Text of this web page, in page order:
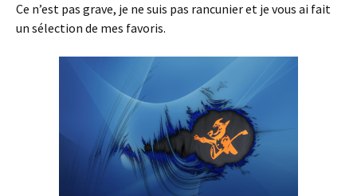
Ce n’est pas grave, je ne suis pas rancunier et je vous ai fait
un sélection de mes favoris.